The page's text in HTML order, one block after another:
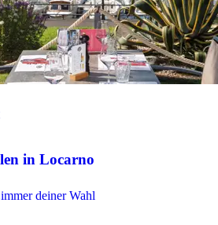
in Locarno
deiner Wahl